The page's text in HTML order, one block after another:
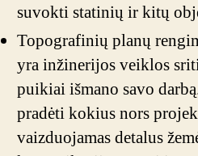
suvokti statinių ir kitų
Topografinių planų
yra inžinerijos veiklos
puikiai išmano savo
pradėti kokius nors
vaizduojamas detalus